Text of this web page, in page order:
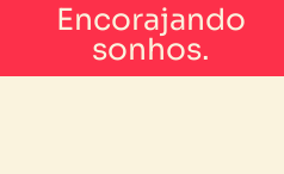
Encorajando
sonhos.